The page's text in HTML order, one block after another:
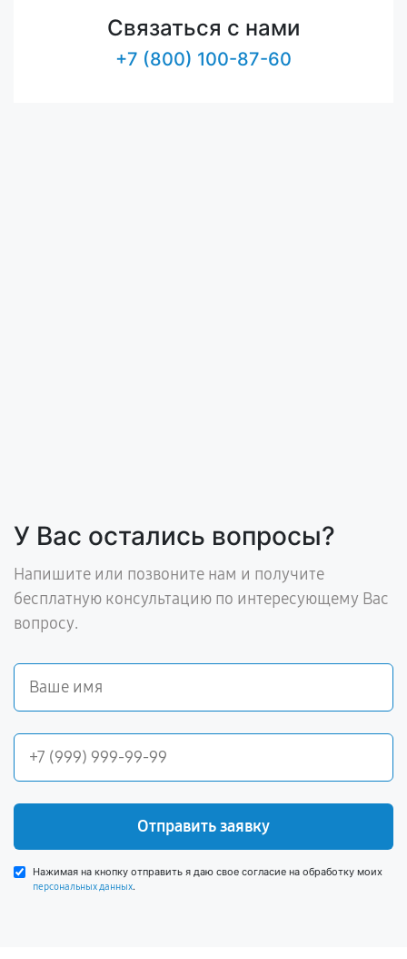
Связаться с нами
+7 (800) 100-87-60
У Вас остались вопросы?
Напишите или позвоните нам и получите
бесплатную консультацию по интересующему Вас
вопросу.
Отправить заявку
Нажимая на кнопку отправить я даю свое согласие на обработку моих
персональных данных.